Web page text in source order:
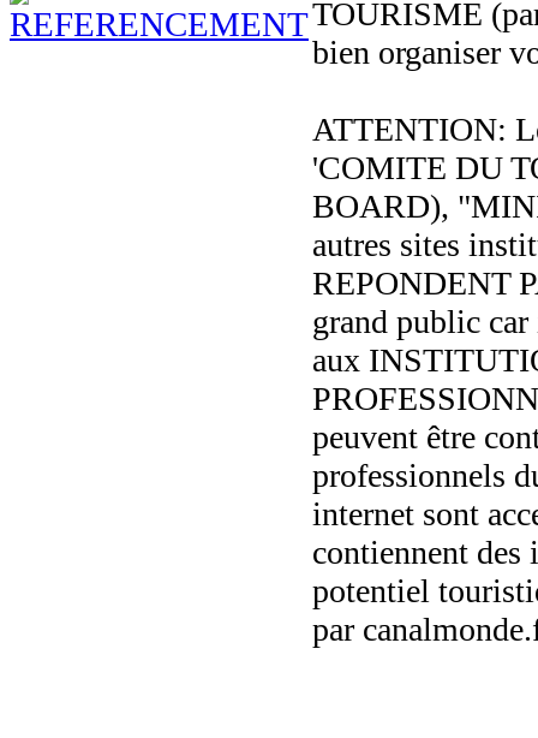
TOURISME
bien organiser
ATTENTION:
'COMITE DU
BOARD),
autres sites
REPONDENT
grand public
aux
peuvent être
professionnels
internet sont
contiennent
potentiel
par